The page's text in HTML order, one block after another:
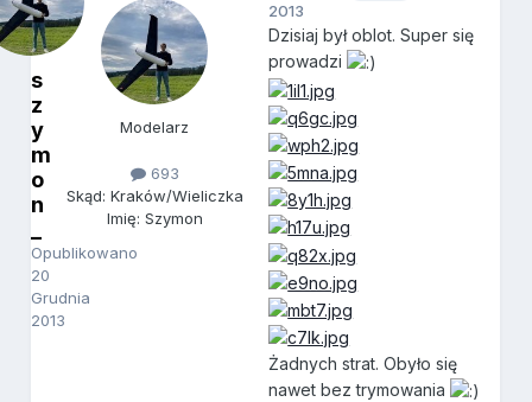
s
z
y
m
o
n
Opublikowano
20
Grudnia
2013
Modelarz
693
Skąd: Kraków/Wieliczka
Imię: Szymon
2013
Dzisiaj był oblot. Super się
prowadzi
Żadnych strat. Obyło się
nawet bez trymowania